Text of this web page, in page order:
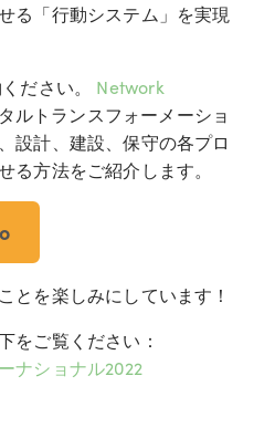
る「行動システム」を実現
ださい。 Network
ルトランスフォーメーショ
設計、建設、保守の各プロ
る方法をご紹介します。
とを楽しみにしています！
をご覧ください：
ナショナル2022